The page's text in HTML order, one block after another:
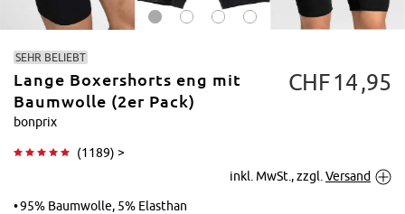
Vergrößern
SEHR BELIEBT
Lange Boxershorts eng mit
Baumwolle (2er Pack)
bonprix
(1189) >
CHF14 95
inkl. MwSt., zzgl. Versand
95% Baumwolle, 5% Elasthan